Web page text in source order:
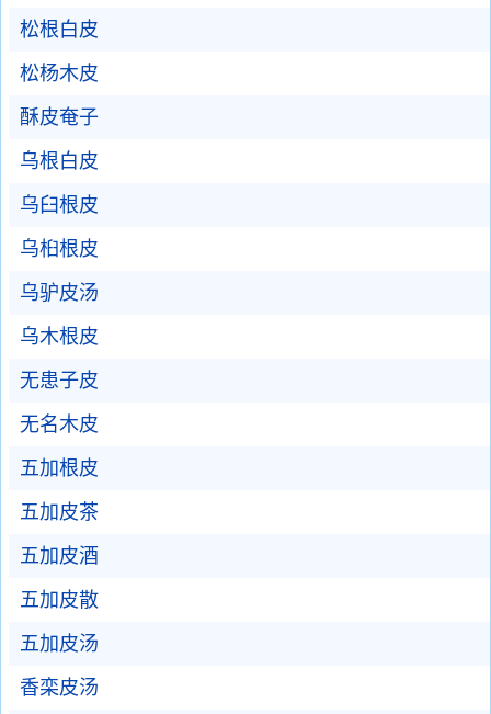
松根白皮
松杨木皮
酥皮奄子
乌根白皮
乌臼根皮
乌桕根皮
乌驴皮汤
乌木根皮
无患子皮
无名木皮
五加根皮
五加皮茶
五加皮酒
五加皮散
五加皮汤
香栾皮汤